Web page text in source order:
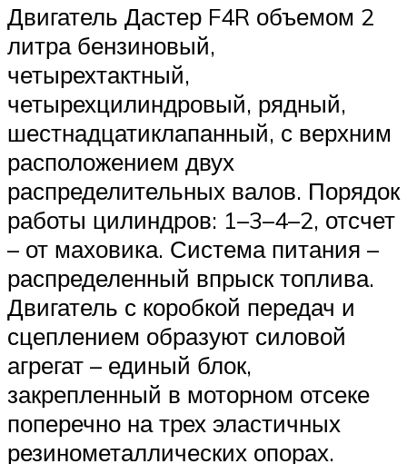
Двигатель Дастер F4R объемом 2
литра бензиновый,
четырехтактный,
четырехцилиндровый, рядный,
шестнадцатиклапанный, с верхним
расположением двух
распределительных валов. Порядок
работы цилиндров: 1–3–4–2, отсчет
– от маховика. Система питания –
распределенный впрыск топлива.
Двигатель с коробкой передач и
сцеплением образуют силовой
агрегат – единый блок,
закрепленный в моторном отсеке
поперечно на трех эластичных
резинометаллических опорах.